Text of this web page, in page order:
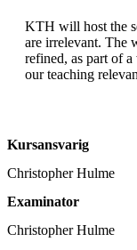
KTH will host the
are irrelevant. The
refined, as part of
our teaching
Kursansvarig
Christopher Hulme
Examinator
Christopher Hulme